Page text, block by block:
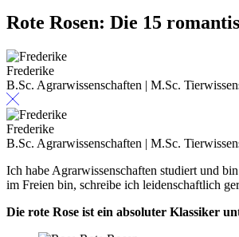
Rote Rosen: Die 15
Frederike
B.Sc. Agrarwissenschaften | M.Sc.
Frederike
B.Sc. Agrarwissenschaften | M.Sc.
Ich habe Agrarwissenschaften studiert und
im Freien bin, schreibe ich leidenschaftlich
Die rote Rose ist ein absoluter Klassiker